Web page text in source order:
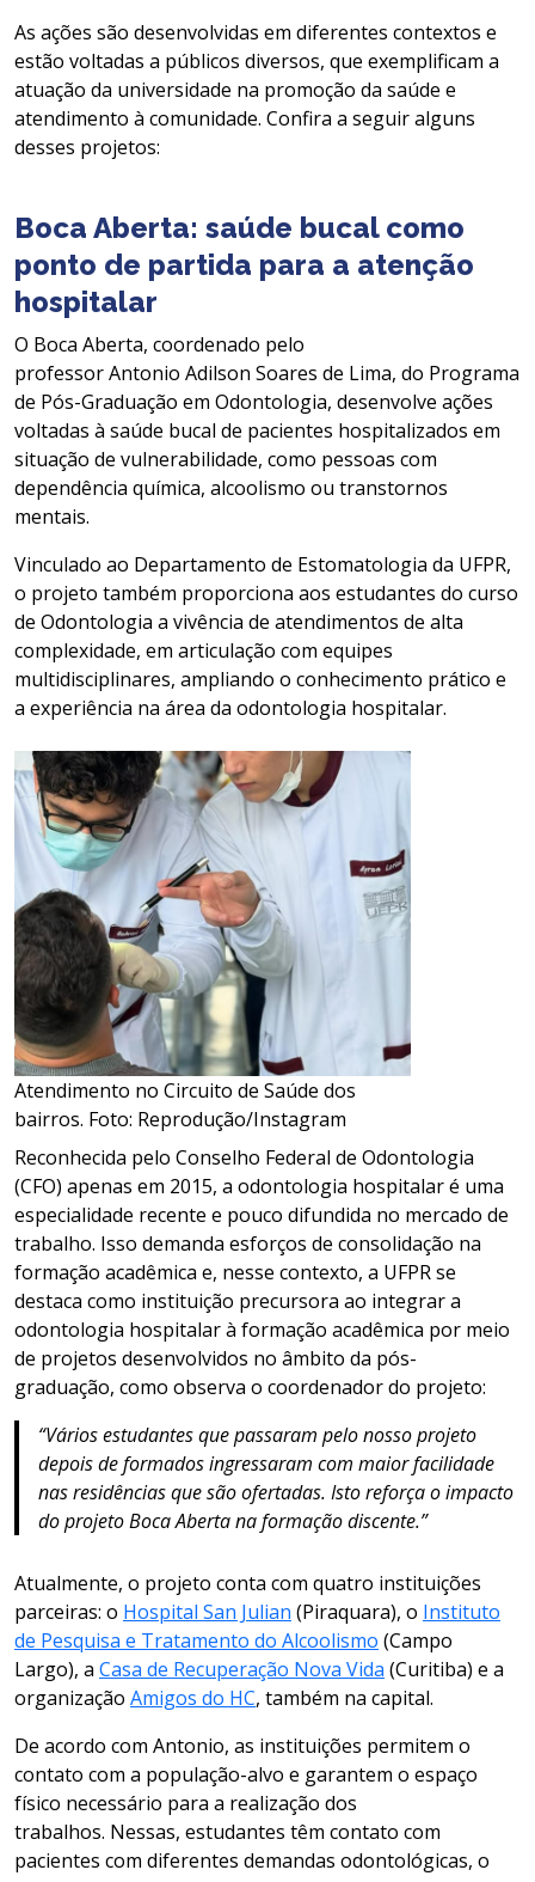
As ações são desenvolvidas em diferentes contextos e
estão voltadas a públicos diversos, que exemplificam a
atuação da universidade na promoção da saúde e
atendimento à comunidade. Confira a seguir alguns
desses projetos:
Boca Aberta: saúde bucal como
ponto de partida para a atenção
hospitalar
O Boca Aberta, coordenado pelo
professor Antonio Adilson Soares de Lima, do Programa
de Pós-Graduação em Odontologia, desenvolve ações
voltadas à saúde bucal de pacientes hospitalizados em
situação de vulnerabilidade, como pessoas com
dependência química, alcoolismo ou transtornos
mentais.
Vinculado ao Departamento de Estomatologia da UFPR,
o projeto também proporciona aos estudantes do curso
de Odontologia a vivência de atendimentos de alta
complexidade, em articulação com equipes
multidisciplinares, ampliando o conhecimento prático e
a experiência na área da odontologia hospitalar.
Atendimento no Circuito de Saúde dos
bairros. Foto: Reprodução/Instagram
Reconhecida pelo Conselho Federal de Odontologia
(CFO) apenas em 2015, a odontologia hospitalar é uma
especialidade recente e pouco difundida no mercado de
trabalho. Isso demanda esforços de consolidação na
formação acadêmica e, nesse contexto, a UFPR se
destaca como instituição precursora ao integrar a
odontologia hospitalar à formação acadêmica por meio
de projetos desenvolvidos no âmbito da pós-
graduação, como observa o coordenador do projeto:
“Vários estudantes que passaram pelo nosso projeto
depois de formados ingressaram com maior facilidade
nas residências que são ofertadas. Isto reforça o impacto
do projeto Boca Aberta na formação discente.”
Atualmente, o projeto conta com quatro instituições
parceiras: o Hospital San Julian (Piraquara), o Instituto
de Pesquisa e Tratamento do Alcoolismo (Campo
Largo), a Casa de Recuperação Nova Vida (Curitiba) e a
organização Amigos do HC, também na capital.
De acordo com Antonio, as instituições permitem o
contato com a população-alvo e garantem o espaço
físico necessário para a realização dos
trabalhos. Nessas, estudantes têm contato com
pacientes com diferentes demandas odontológicas, o